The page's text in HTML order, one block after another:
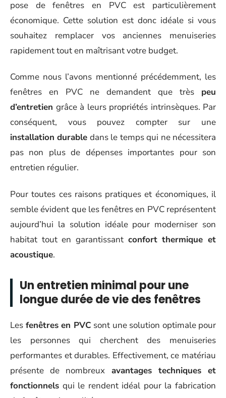
pose de fenêtres en PVC est particulièrement
économique. Cette solution est donc idéale si vous
souhaitez remplacer vos anciennes menuiseries
rapidement tout en maîtrisant votre budget.
Comme nous l’avons mentionné précédemment, les
fenêtres en PVC ne demandent que très peu
d’entretien grâce à leurs propriétés intrinsèques. Par
conséquent, vous pouvez compter sur une
installation durable dans le temps qui ne nécessitera
pas non plus de dépenses importantes pour son
entretien régulier.
Pour toutes ces raisons pratiques et économiques, il
semble évident que les fenêtres en PVC représentent
aujourd’hui la solution idéale pour moderniser son
habitat tout en garantissant confort thermique et
acoustique.
Un entretien minimal pour une
longue durée de vie des fenêtres
Les fenêtres en PVC sont une solution optimale pour
les personnes qui cherchent des menuiseries
performantes et durables. Effectivement, ce matériau
présente de nombreux avantages techniques et
fonctionnels qui le rendent idéal pour la fabrication